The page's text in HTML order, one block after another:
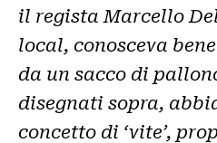
il regista Marcello
local, conosceva
da un sacco di
disegnati sopra,
concetto di ‘vite’,